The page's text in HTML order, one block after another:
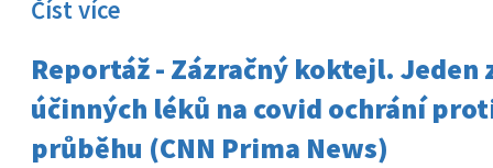
Číst více
Reportáž - Zázračný koktejl. Jeden
účinných léků na covid ochrání
průběhu (CNN Prima News)